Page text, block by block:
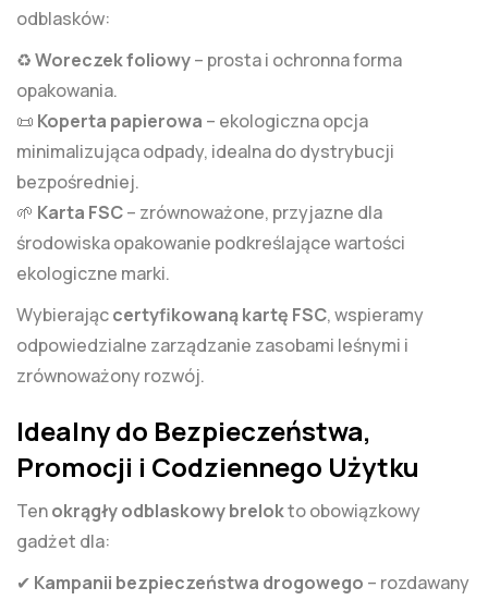
odblasków:
♻️Woreczek foliowy– prosta i ochronna forma
opakowania.
📜 Koperta papierowa – ekologiczna opcja
minimalizująca odpady, idealna do dystrybucji
bezpośredniej.
🌱 Karta FSC– zrównoważone, przyjazne dla
środowiska opakowanie podkreślające wartości
ekologiczne marki.
Wybierająccertyfikowaną kartę FSC, wspieramy
odpowiedzialne zarządzanie zasobami leśnymi i
zrównoważony rozwój.
Idealny do Bezpieczeństwa,
Promocji i Codziennego Użytku
Tenokrągły odblaskowy brelokto obowiązkowy
gadżet dla:
✔ Kampanii bezpieczeństwa drogowego – rozdawany